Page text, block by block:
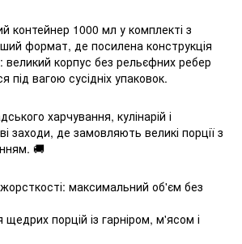
контейнер 1000 мл у комплекті з
формат, де посилена конструкція
великий корпус без рельєфних ребер
вагою сусідніх упаковок.
харчування, кулінарій і
заходи, де замовляють великі порції з
🚚
максимальний об'єм без
порцій із гарніром, м'ясом і